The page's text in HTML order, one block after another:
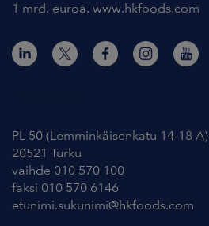
1 mrd. euroa. www.hkfoods.com
PL 50 (Lemminkäisenkatu 14-18 A)
20521 Turku
vaihde 010 570 100
faksi 010 570 6146
etunimi.sukunimi@hkfoods.com